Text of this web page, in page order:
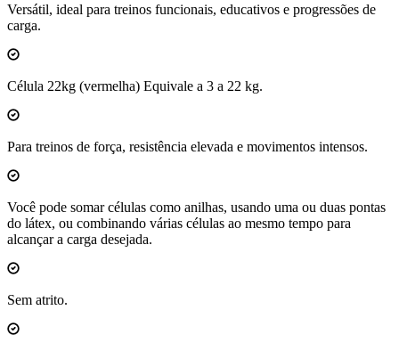
Versátil, ideal para treinos funcionais, educativos e progressões de
carga.
Célula 22kg (vermelha) Equivale a 3 a 22 kg.
Para treinos de força, resistência elevada e movimentos intensos.
Você pode somar células como anilhas, usando uma ou duas pontas
do látex, ou combinando várias células ao mesmo tempo para
alcançar a carga desejada.
Sem atrito.